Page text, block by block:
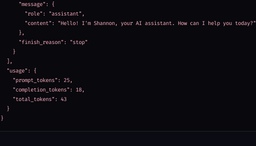
      "message": {
        "role": "assistant",
        "content": "Hello! I'm Shannon, your AI assistant. How can I help you today?"
      },
      "finish_reason": "stop"
    }
  ],
  "usage": {
    "prompt_tokens": 25,
    "completion_tokens": 18,
    "total_tokens": 43
  }
}